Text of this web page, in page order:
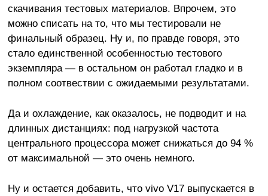
скачивания тестовых материалов. Впрочем, это
можно списать на то, что мы тестировали не
финальный образец. Ну и, по правде говоря, это
стало единственной особенностью тестового
экземпляра — в остальном он работал гладко и в
полном соотвествии с ожидаемыми результатами.
Да и охлаждение, как оказалось, не подводит и на
длинных дистанциях: под нагрузкой частота
центрального процессора может снижаться до 94 %
от максимальной — это очень немного.
Ну и остается добавить, что vivo V17 выпускается в